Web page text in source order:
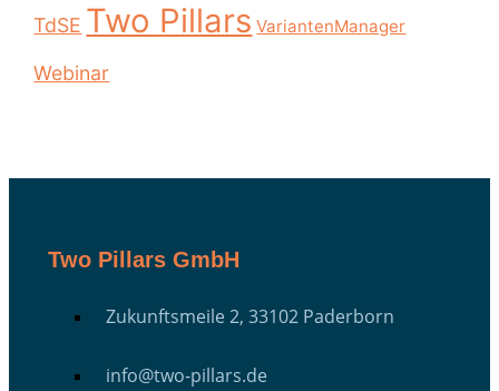
TdSE Two Pillars VariantenManager
Webinar
Two Pillars GmbH
Zukunftsmeile 2, 33102 Paderborn
info@two-pillars.de